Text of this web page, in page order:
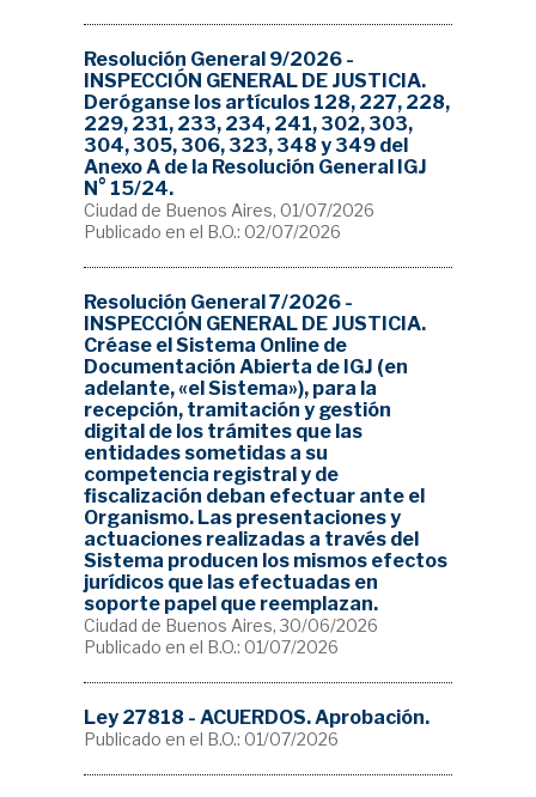
Resolución General 9/2026 -
INSPECCIÓN GENERAL DE JUSTICIA.
Deróganse los artículos 128, 227, 228,
229, 231, 233, 234, 241, 302, 303,
304, 305, 306, 323, 348 y 349 del
Anexo A de la Resolución General IGJ
N° 15/24.
Ciudad de Buenos Aires, 01/07/2026
Publicado en el B.O.: 02/07/2026
Resolución General 7/2026 -
INSPECCIÓN GENERAL DE JUSTICIA.
Créase el Sistema Online de
Documentación Abierta de IGJ (en
adelante, «el Sistema»), para la
recepción, tramitación y gestión
digital de los trámites que las
entidades sometidas a su
competencia registral y de
fiscalización deban efectuar ante el
Organismo. Las presentaciones y
actuaciones realizadas a través del
Sistema producen los mismos efectos
jurídicos que las efectuadas en
soporte papel que reemplazan.
Ciudad de Buenos Aires, 30/06/2026
Publicado en el B.O.: 01/07/2026
Ley 27818 - ACUERDOS. Aprobación.
Publicado en el B.O.: 01/07/2026